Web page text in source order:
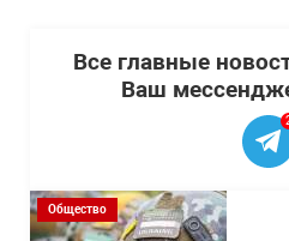
Все главные
Ваш
Общество